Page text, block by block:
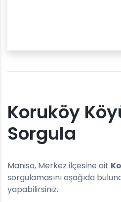
Koruköy
Sorgula
Manisa, Merkez ilçesine ait
sorgulamasını aşağıda
yapabilirsiniz.